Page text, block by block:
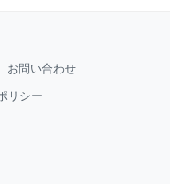
お問い合わせ
リシー